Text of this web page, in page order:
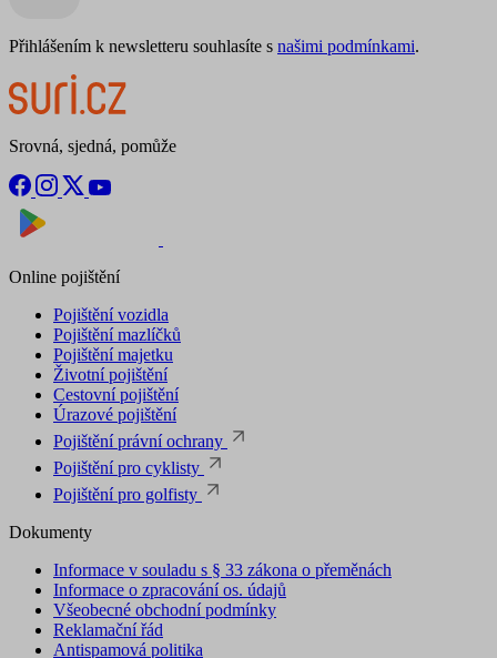
Přihlášením k newsletteru souhlasíte s našimi podmínkami.
Srovná, sjedná, pomůže
Online pojištění
Pojištění vozidla
Pojištění mazlíčků
Pojištění majetku
Životní pojištění
Cestovní pojištění
Úrazové pojištění
Pojištění právní ochrany
Pojištění pro cyklisty
Pojištění pro golfisty
Dokumenty
Informace v souladu s § 33 zákona o přeměnách
Informace o zpracování os. údajů
Všeobecné obchodní podmínky
Reklamační řád
Antispamová politika